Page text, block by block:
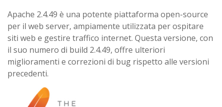
Apache 2.4.49 è una potente piattaforma open-source
per il web server, ampiamente utilizzata per ospitare
siti web e gestire traffico internet. Questa versione, con
il suo numero di build 2.4.49, offre ulteriori
miglioramenti e correzioni di bug rispetto alle versioni
precedenti.